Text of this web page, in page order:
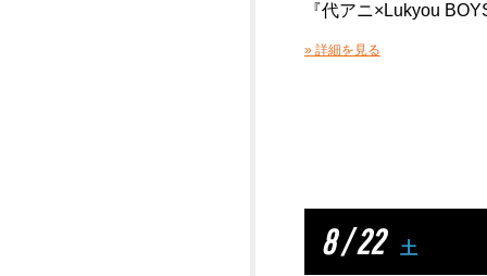
『代アニ×Lukyou
» 詳細を見る
8 / 22 土